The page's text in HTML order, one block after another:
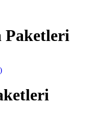
Paketleri